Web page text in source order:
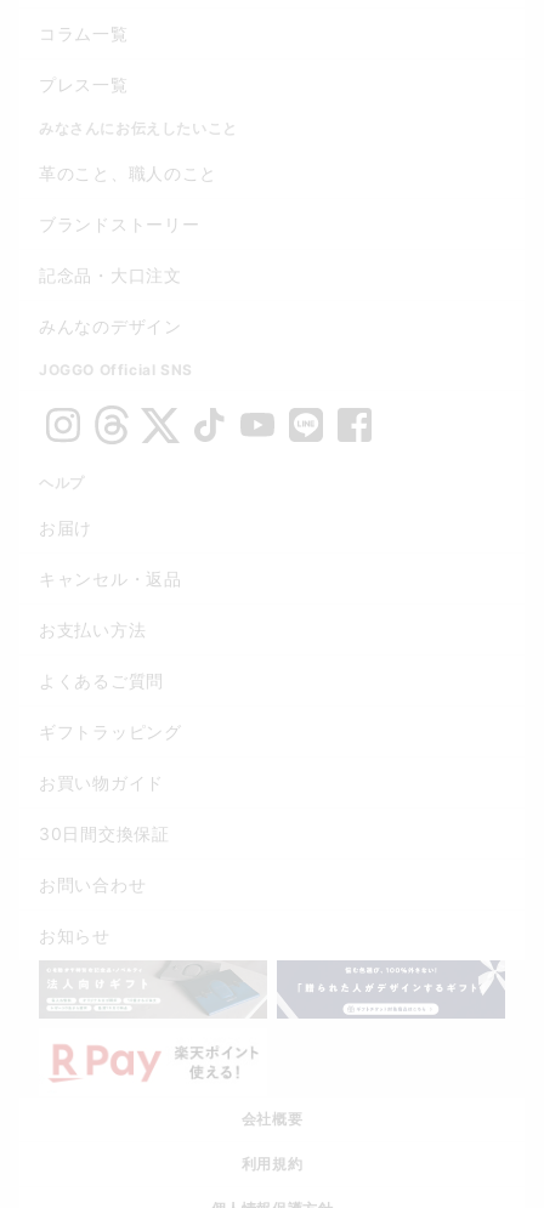
コラム一覧
プレス一覧
みなさんにお伝えしたいこと
革のこと、職人のこと
ブランドストーリー
記念品・大口注文
みんなのデザイン
JOGGO Official SNS
ヘルプ
お届け
キャンセル・返品
お支払い方法
よくあるご質問
ギフトラッピング
お買い物ガイド
30日間交換保証
お問い合わせ
お知らせ
会社概要
利用規約